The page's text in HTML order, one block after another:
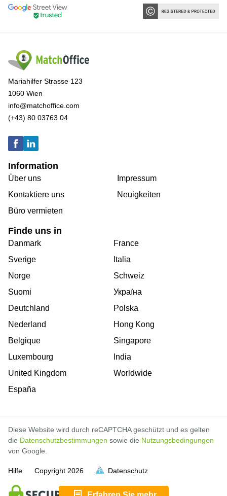
voll
voll
voll
voll
voll
voll
voll
voll
voll
voll
voll
voll
voll
Mariahilfer Strasse 123
1060 Wien
info@matchoffice.com
(+43) 80 03763 04
Information
Über uns
Kontaktiere uns
Büro vermieten
Impressum
Neuigkeiten
Finde uns in
Danmark
Sverige
Norge
Suomi
Deutchland
Nederland
Belgique
Luxembourg
United Kingdom
España
France
Italia
Schweiz
Україна
Polska
Hong Kong
Singapore
India
Worldwide
Diese Website wird durch reCAPTCHA geschützt und es gelten
die Datenschutzbestimmungen sowie die Nutzungsbedingungen
von Google.
Hilfe Copyright 2026 Datenschutz